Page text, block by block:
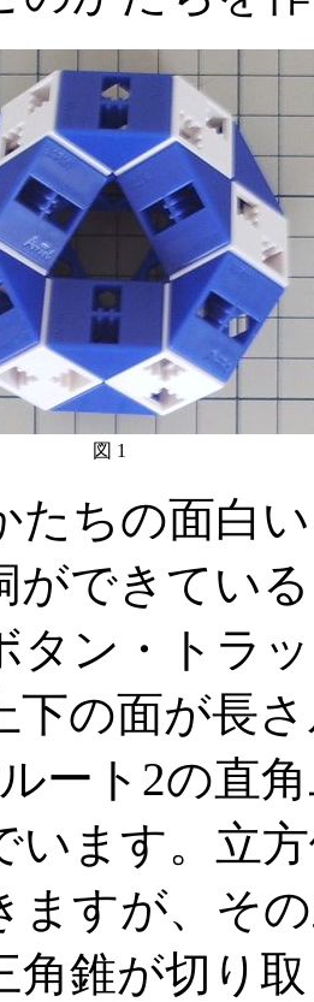
図 1
ちの面白
ができてい
タン・トラ
下の面が長
ート2の直
います。立
ますが、そ
角錐が切り